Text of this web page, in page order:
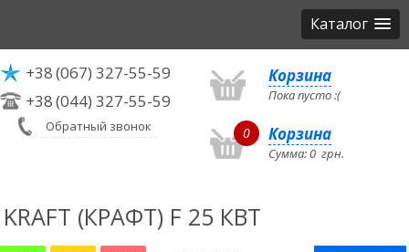
Каталог
+38(067) 327-55-59
+38(044) 327-55-59
Обратный звонок
Корзина
Пока пусто :(
0 Корзина
Сумма:0 грн.
KRAFT (КРАФТ) F 25 КВТ